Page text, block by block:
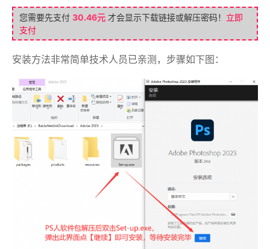
您需要先支付 30.46元 才会显示下载链接或解压密码！ 立即
支付
安装方法非常简单技术人员已亲测，步骤如下图：